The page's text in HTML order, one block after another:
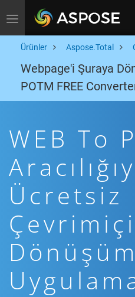
Toggle navigation
Ürünler Aspose.Total
Webpage'i Şuraya
POTM FREE
WEB To
Ücretsiz
Dönüşüm